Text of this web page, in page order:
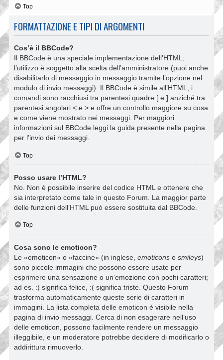
Top
FORMATTAZIONE E TIPI DI ARGOMENTI
Cos’è il BBCode?
Il BBCode è una speciale implementazione dell’HTML;
l’utilizzo è soggetto alla scelta dell’amministratore (puoi anche
disabilitarlo di messaggio in messaggio tramite l’opzione nel
modulo di invio messaggi). Il BBCode è simile all’HTML, i
comandi sono racchiusi tra parentesi quadre [ e ] anziché tra
parentesi angolari < e > e offre un controllo maggiore su cosa
e come viene mostrato nei messaggi. Per maggiori
informazioni sul BBCode leggi la guida presente nella pagina
per l’invio dei messaggi.
Top
Posso usare l’HTML?
No. Non è possibile inserire del codice HTML e ottenere che
sia interpretato come tale in questo Forum. La maggior parte
delle funzioni dell’HTML può essere sostituita dal BBCode.
Top
Cosa sono le emoticon?
Le «emoticon» o «faccine» (in inglese, emoticons o smileys)
sono piccole immagini che possono essere usate per
esprimere una sensazione o un’emozione con pochi caratteri;
ad es. :) significa felice, :( significa triste. Questo Forum
trasforma automaticamente queste serie di caratteri in
immagini. La lista completa delle emoticon è visibile nella
pagina di invio messaggi. Cerca di non esagerare nell’uso
delle emoticon, possono facilmente rendere un messaggio
illeggibile, e un moderatore potrebbe decidere di modificarlo o
addirittura rimuoverlo.